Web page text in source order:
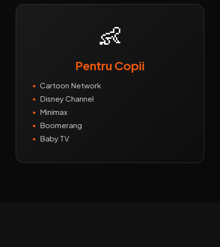
👶
Pentru Copii
• Cartoon Network
• Disney Channel
• Minimax
• Boomerang
• Baby TV